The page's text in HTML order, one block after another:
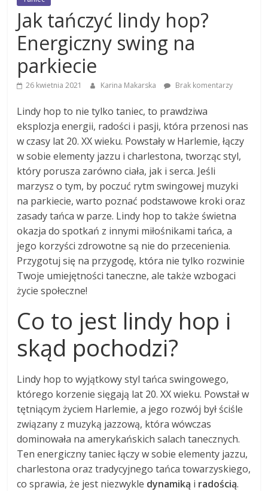
Jak tańczyć lindy hop?
Energiczny swing na
parkiecie
26 kwietnia 2021 Karina Makarska Brak komentarzy
Lindy hop to nie tylko taniec, to prawdziwa
eksplozja energii, radości i pasji, która przenosi nas
w czasy lat 20. XX wieku. Powstały w Harlemie, łączy
w sobie elementy jazzu i charlestona, tworząc styl,
który porusza zarówno ciała, jak i serca. Jeśli
marzysz o tym, by poczuć rytm swingowej muzyki
na parkiecie, warto poznać podstawowe kroki oraz
zasady tańca w parze. Lindy hop to także świetna
okazja do spotkań z innymi miłośnikami tańca, a
jego korzyści zdrowotne są nie do przecenienia.
Przygotuj się na przygodę, która nie tylko rozwinie
Twoje umiejętności taneczne, ale także wzbogaci
życie społeczne!
Co to jest lindy hop i
skąd pochodzi?
Lindy hop to wyjątkowy styl tańca swingowego,
którego korzenie sięgają lat 20. XX wieku. Powstał w
tętniącym życiem Harlemie, a jego rozwój był ściśle
związany z muzyką jazzową, która wówczas
dominowała na amerykańskich salach tanecznych.
Ten energiczny taniec łączy w sobie elementy jazzu,
charlestona oraz tradycyjnego tańca towarzyskiego,
co sprawia, że jest niezwykle dynamiką i radością.